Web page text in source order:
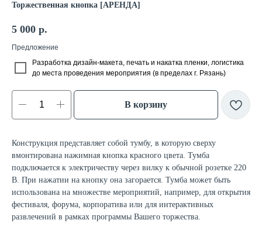
Торжественная кнопка [АРЕНДА]
5 000 р.
Предложение
Разработка дизайн-макета, печать и накатка пленки, логистика
до места проведения мероприятия (в пределах г. Рязань)
В корзину
Конструкция представляет собой тумбу, в которую сверху
вмонтирована нажимная кнопка красного цвета. Тумба
подключается к электричеству через вилку к обычной розетке 220
В. При нажатии на кнопку она загорается. Тумба может быть
использована на множестве мероприятий, например, для открытия
фестиваля, форума, корпоратива или для интерактивных
развлечений в рамках программы Вашего торжества.